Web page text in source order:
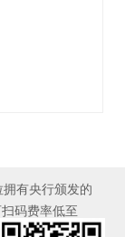
拥有央行颁发的
码费率低至
,全国发货，京东